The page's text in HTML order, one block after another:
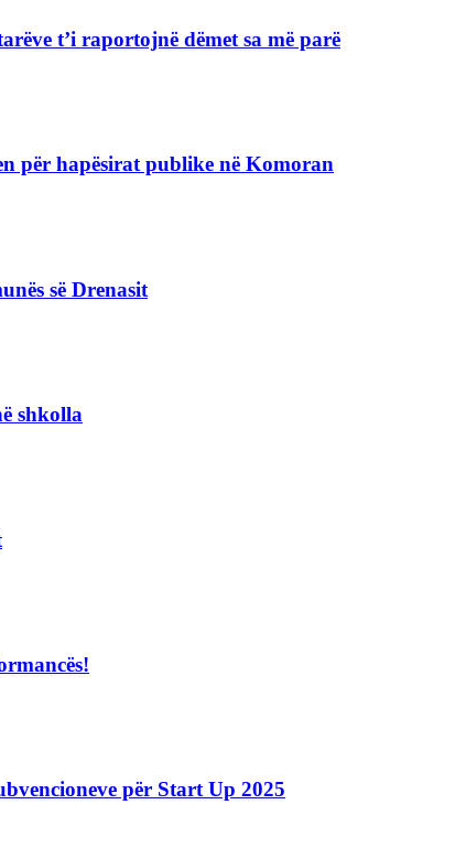
t’i raportojnë dëmet sa më parë
për hapësirat publike në Komoran
së Drenasit
shkolla
për Start Up 2025